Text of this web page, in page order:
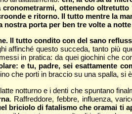
ottenendo oltretutto
e ritorno. Il tutto mentre la
nostra porta per ben tre volte a notte
Il tutto condito con del sano
affinché questo succeda, tanto più
in pratica: da quei giochini che
e tu, padre, sei esattamente
che porti in braccio su una spalla, si
notturno e i denti che spuntano
. Raffreddore, febbre, influenza,
briciolo di fatalismo che oramai ti